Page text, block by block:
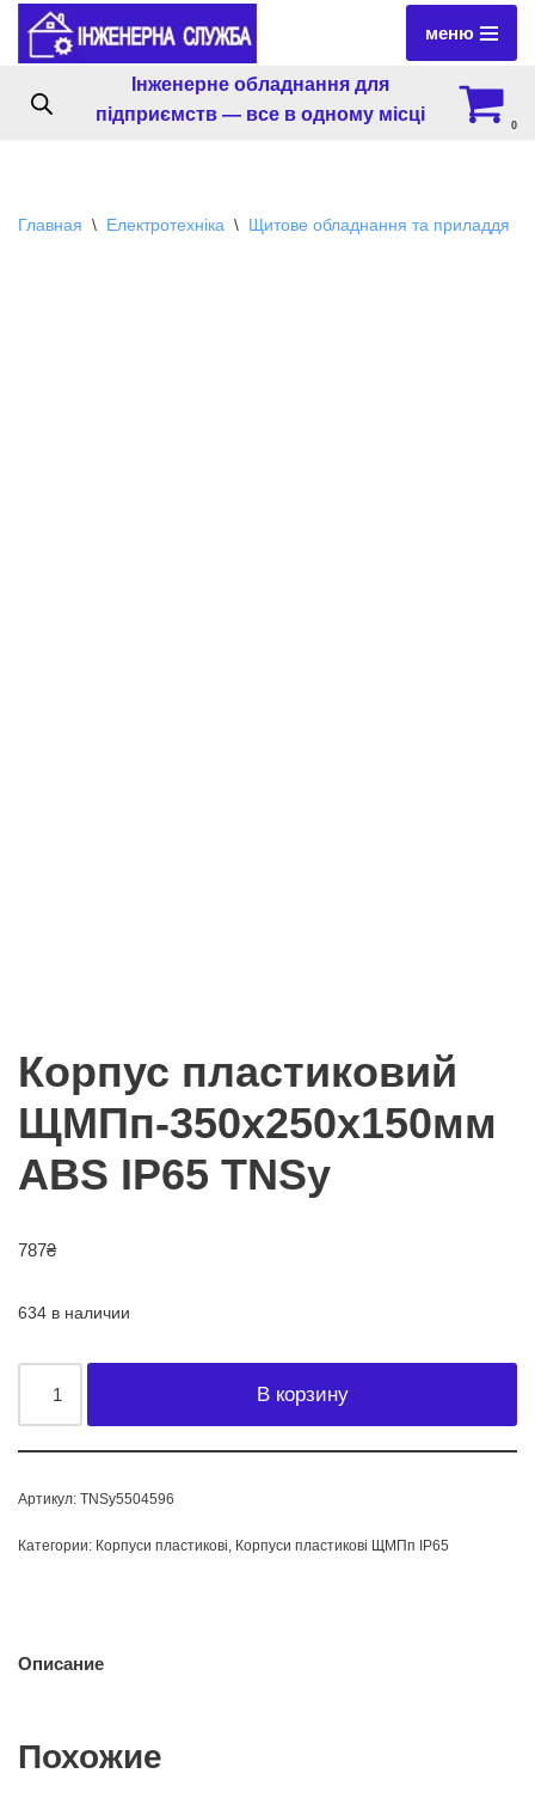
Перейти
содержимому
меню
Інженерне обладнання для
підприємств — все в одному місці
0
Главная \ Електротехніка \ Щитове обладнання та приладдя
Корпус пластиковий
ЩМПп-350х250х150мм
ABS IP65 TNSy
787₴
634 в наличии
В корзину
Артикул: TNSy5504596
Категории: Корпуси пластикові Корпуси пластикові ЩМПп IP65
Описание
Похожие